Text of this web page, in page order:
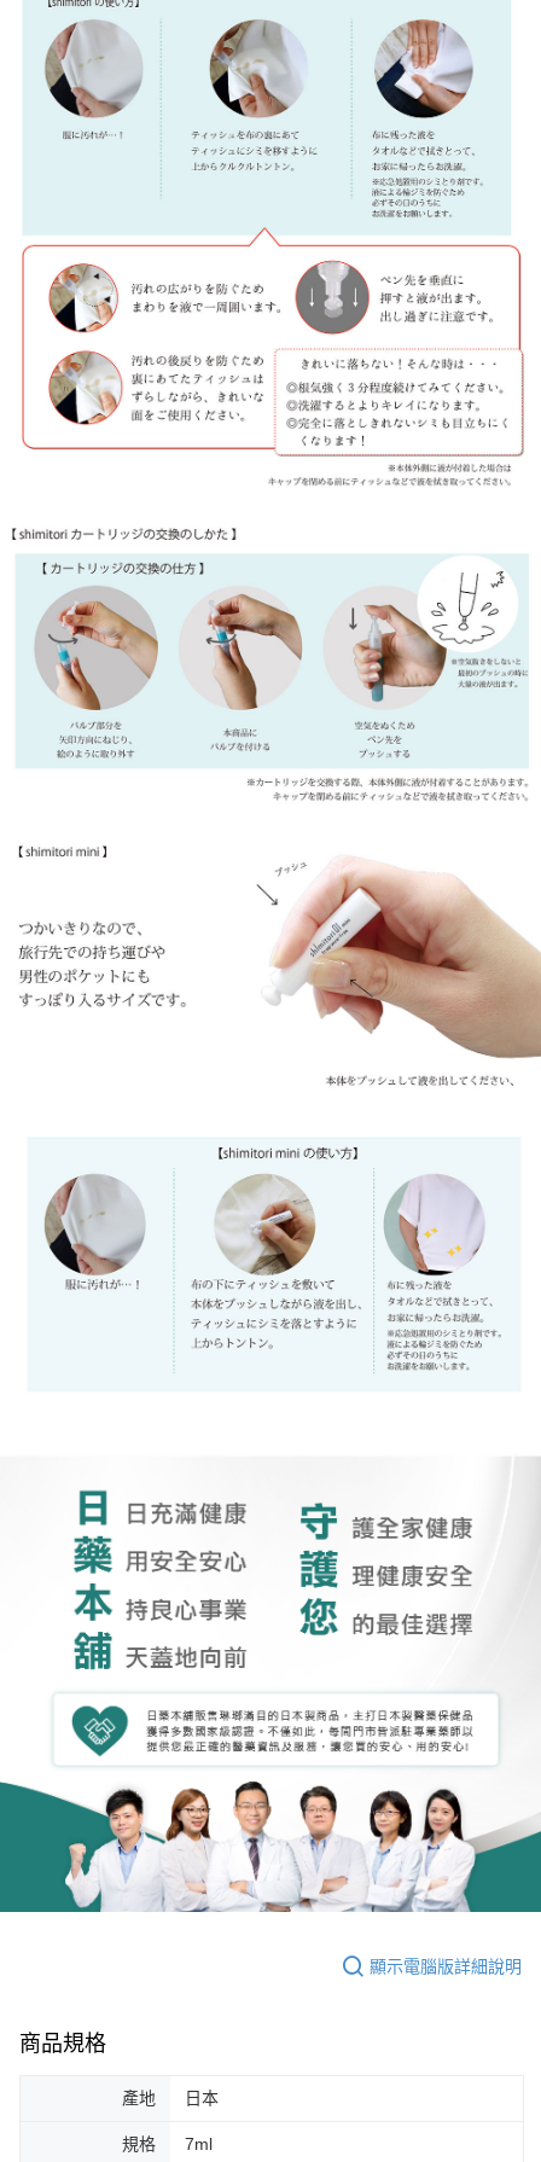
顯示電腦版詳細說明
商品規格
產地 日本
規格 7ml